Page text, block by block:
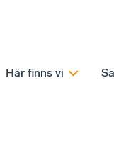
Här finns vi